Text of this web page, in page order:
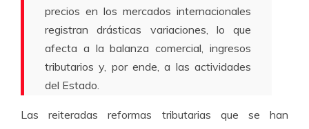
precios en los mercados internacionales
registran drásticas variaciones, lo que
afecta a la balanza comercial, ingresos
tributarios y, por ende, a las actividades
del Estado.
Las reiteradas reformas tributarias que se han